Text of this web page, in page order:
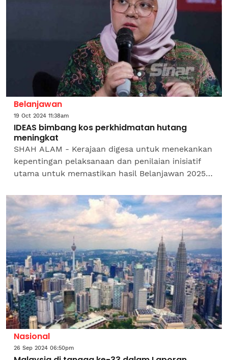
Belanjawan
19 Oct 2024 11:38am
IDEAS bimbang kos perkhidmatan hutang
meningkat
SHAH ALAM - Kerajaan digesa untuk menekankan
kepentingan pelaksanaan dan penilaian inisiatif
utama untuk memastikan hasil Belanjawan 2025
fiskal serta...
Nasional
26 Sep 2024 06:50pm